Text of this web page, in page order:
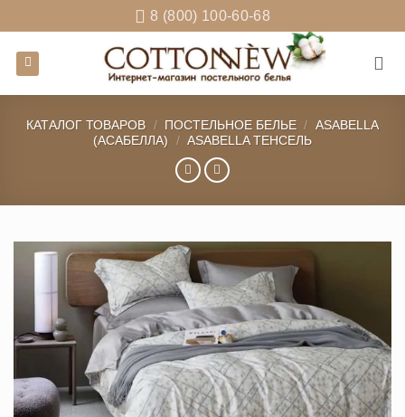
to
content
8 (800) 100-60-68
КАТАЛОГ ТОВАРОВ / ПОСТЕЛЬНОЕ БЕЛЬЕ / ASABELLA
(АСАБЕЛЛА)
/ ASABELLA ТЕНСЕЛЬ